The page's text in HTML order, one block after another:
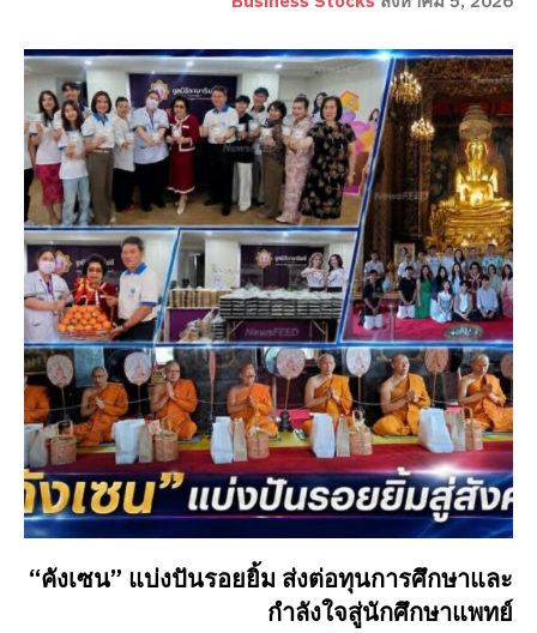
“คังเซน” แบ่งปันรอยยิ้ม ส่งต่อทุนการศึกษาและ
กำลังใจสู่นักศึกษาแพทย์